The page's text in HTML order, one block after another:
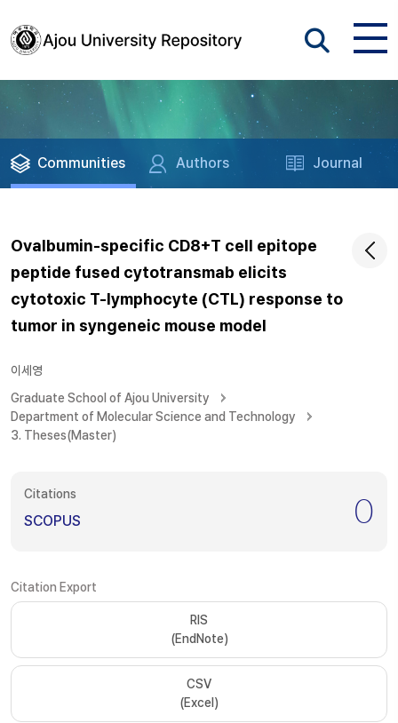
Communities Authors Journal
Ovalbumin-specific CD8+T cell epitope
peptide fused cytotransmab elicits
cytotoxic T-lymphocyte (CTL) response to
tumor in syngeneic mouse model
이세영
Graduate School of Ajou University
Department of Molecular Science and Technology
3. Theses(Master)
Citations
SCOPUS 0
Citation Export
RIS
(EndNote)
CSV
(Excel)